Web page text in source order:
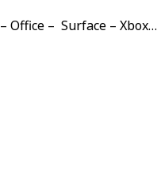
– Surface – Xbox…